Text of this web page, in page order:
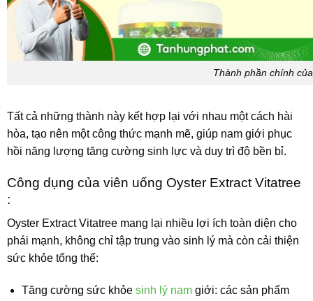
Thành phần chính
Tất cả những thành này kết hợp lại với nhau một cách hài
hòa, tạo nên một công thức mạnh mẽ, giúp nam giới phục
hồi năng lượng tăng cường sinh lực và duy trì độ bền bỉ.
Công dụng của viên uống Oyster Extract Vitatree
:
Oyster Extract Vitatree mang lại nhiều lợi ích toàn diện cho
phái mạnh, không chỉ tập trung vào sinh lý mà còn cải thiện
sức khỏe tổng thể:
Tăng cường sức khỏe sinh lý namgiới: các sản phẩm